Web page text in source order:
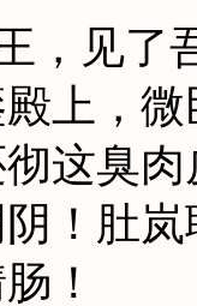
见了
上，
这臭
！肚
！